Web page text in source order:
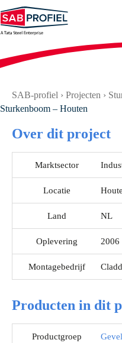
naar
de
inhoud
SAB-profiel › Projecten ›
Sturkenboom – Houten
Over dit project
Marktsector
Locatie
Land NL
Oplevering 2006
Montagebedrijf
Producten in dit
Productgroep
Gevel